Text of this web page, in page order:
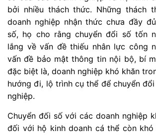
bởi nhiều thách thức. Những thách
doanh nghiệp nhận thức chưa đầy
số, họ cho rằng chuyển đổi số tốn
lắng về vấn đề thiếu nhân lực công
vấn đề bảo mật thông tin nội bộ, bí
đặc biệt là, doanh nghiệp khó khăn
hướng đi, lộ trình cụ thể để chuyển
nghiệp.
Chuyển đối số với các doanh nghiệp
đối với hộ kinh doanh cá thể còn khó